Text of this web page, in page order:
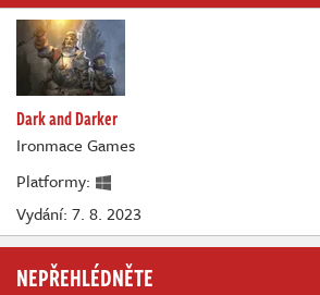
Dark and Darker
Ironmace Games
Platformy:
Vydání: 7. 8. 2023
NEPŘEHLÉDNĚTE